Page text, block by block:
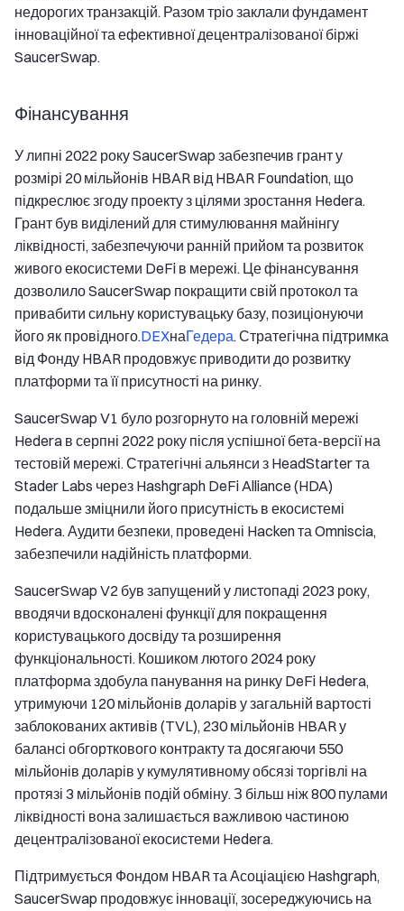
недорогих транзакцій. Разом тріо заклали фундамент
інноваційної та ефективної децентралізованої біржі
SaucerSwap.
Фінансування
У липні 2022 року SaucerSwap забезпечив грант у
розмірі 20 мільйонів HBAR від HBAR Foundation, що
підкреслює згоду проекту з цілями зростання Hedera.
Грант був виділений для стимулювання майнінгу
ліквідності, забезпечуючи ранній прийом та розвиток
живого екосистеми DeFi в мережі. Це фінансування
дозволило SaucerSwap покращити свій протокол та
привабити сильну користувацьку базу, позиціонуючи
його як провідного.DEXнаГедера. Стратегічна підтримка
від Фонду HBAR продовжує приводити до розвитку
платформи та її присутності на ринку.
SaucerSwap V1 було розгорнуто на головній мережі
Hedera в серпні 2022 року після успішної бета-версії на
тестовій мережі. Стратегічні альянси з HeadStarter та
Stader Labs через Hashgraph DeFi Alliance (HDA)
подальше зміцнили його присутність в екосистемі
Hedera. Аудити безпеки, проведені Hacken та Omniscia,
забезпечили надійність платформи.
SaucerSwap V2 був запущений у листопаді 2023 року,
вводячи вдосконалені функції для покращення
користувацького досвіду та розширення
функціональності. Кошиком лютого 2024 року
платформа здобула панування на ринку DeFi Hedera,
утримуючи 120 мільйонів доларів у загальній вартості
заблокованих активів (TVL), 230 мільйонів HBAR у
балансі обгорткового контракту та досягаючи 550
мільйонів доларів у кумулятивному обсязі торгівлі на
протязі 3 мільйонів подій обміну. З більш ніж 800 пулами
ліквідності вона залишається важливою частиною
децентралізованої екосистеми Hedera.
Підтримується Фондом HBAR та Асоціацією Hashgraph,
SaucerSwap продовжує інновації, зосереджуючись на